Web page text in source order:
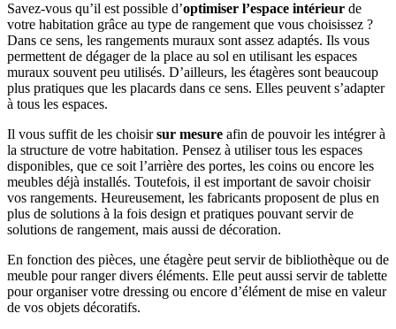
Savez-vous qu’il est possible d’optimiser l’espace intérieur de
votre habitation grâce au type de rangement que vous choisissez ?
Dans ce sens, les rangements muraux sont assez adaptés. Ils vous
permettent de dégager de la place au sol en utilisant les espaces
muraux souvent peu utilisés. D’ailleurs, les étagères sont beaucoup
plus pratiques que les placards dans ce sens. Elles peuvent s’adapter
à tous les espaces.
Il vous suffit de les choisirsur mesure afin de pouvoir les intégrer à
la structure de votre habitation. Pensez à utiliser tous les espaces
disponibles, que ce soit l’arrière des portes, les coins ou encore les
meubles déjà installés. Toutefois, il est important de savoir choisir
vos rangements. Heureusement, les fabricants proposent de plus en
plus de solutions à la fois design et pratiques pouvant servir de
solutions de rangement, mais aussi de décoration.
En fonction des pièces, une étagère peut servir de bibliothèque ou de
meuble pour ranger divers éléments. Elle peut aussi servir de tablette
pour organiser votre dressing ou encore d’élément de mise en valeur
de vos objets décoratifs.